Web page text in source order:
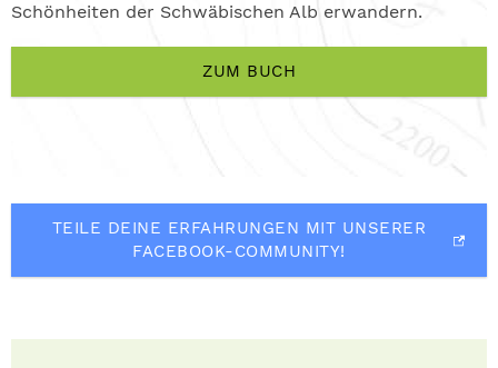
Schönheiten der Schwäbischen Alb erwandern.
ZUM BUCH
TEILE DEINE ERFAHRUNGEN MIT UNSERER
FACEBOOK-COMMUNITY!